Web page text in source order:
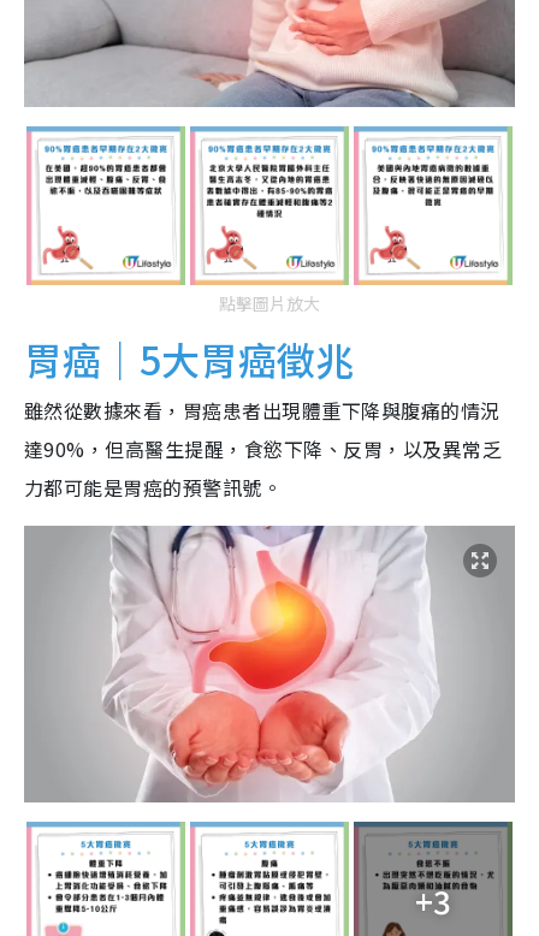
點擊圖片放大
胃癌｜5大胃癌徵兆
雖然從數據來看，胃癌患者出現體重下降與腹痛的情況
達90%，但高醫生提醒，食慾下降、反胃，以及異常乏
力都可能是胃癌的預警訊號。
+3